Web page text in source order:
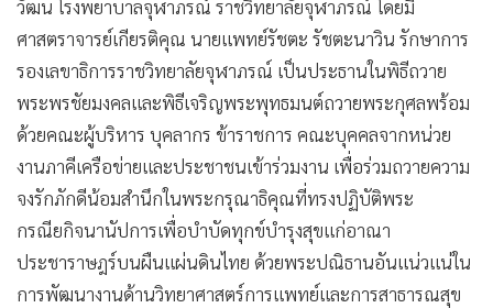
• เกม
• วิทยาศาสตร์
• SMEs
• หุ้น
อินโดจีน
กองทุนรวม
Celeb Online
• Factcheck
• ญี่ปุ่น
วัฒน โรงพยาบาลจุฬาภรณ์ ราชวิทยาลัยจุฬาภรณ์ โดยมี
ศาสตราจารย์เกียรติคุณ นายแพทย์รัชตะ รัชตะนาวิน รักษาการ
รองเลขาธิการราชวิทยาลัยจุฬาภรณ์ เป็นประธานในพิธีถวาย
พระพรชัยมงคลและพิธีเจริญพระพุทธมนต์ถวายพระกุศลพร้อม
ด้วยคณะผู้บริหาร บุคลากร ข้าราชการ คณะบุคคลจากหน่วย
งานภาคีเครือข่ายและประชาชนเข้าร่วมงาน เพื่อร่วมถวายความ
จงรักภักดีน้อมสำนึกในพระกรุณาธิคุณที่ทรงปฏิบัติพระ
กรณียกิจนานัปการเพื่อบำบัดทุกข์บำรุงสุขแก่อาณา
ประชาราษฎร์บนผืนแผ่นดินไทย ด้วยพระปณิธานอันแน่วแน่ใน
การพัฒนางานด้านวิทยาศาสตร์การแพทย์และการสาธารณสุข